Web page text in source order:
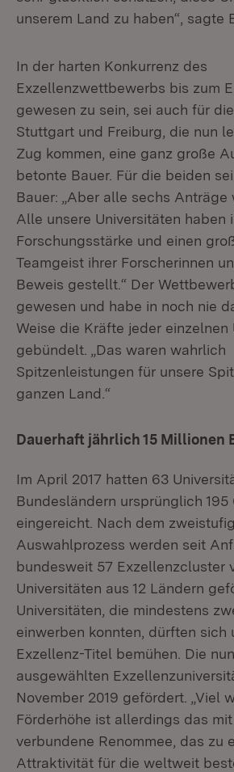
unserem Land zu haben“, sagte
In der harten Konkurrenz des
Exzellenzwettbewerbs bis zum
gewesen zu sein, sei auch für
Stuttgart und Freiburg, die nun
Zug kommen, eine ganz große
betonte Bauer. Für die beiden
Bauer: „Aber alle sechs Anträge
Alle unsere Universitäten haben
Forschungsstärke und einen
Teamgeist ihrer Forscherinnen
Beweis gestellt.“ Der
gewesen und habe in noch nie
Weise die Kräfte jeder einzelnen
gebündelt. „Das waren wahrlich
Spitzenleistungen für unsere
ganzen Land.“
Dauerhaft jährlich 15 Millionen
Im April 2017 hatten 63
Bundesländern ursprünglich 195
eingereicht. Nach dem
Auswahlprozess werden seit
bundesweit 57 Exzellenzcluster
Universitäten aus 12 Ländern
Universitäten, die mindestens
einwerben konnten, dürften sich
Exzellenz-Titel bemühen. Die
ausgewählten
November 2019 gefördert. „Viel
Förderhöhe ist allerdings das
verbundene Renommee, das zu
Attraktivität für die weltweit